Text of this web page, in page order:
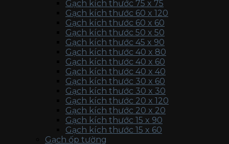
Gạch kích thước 75 x 75
Gạch kích thước 60 x 120
Gạch kích thước 60 x 60
Gạch kích thước 50 x 50
Gạch kích thước 45 x 90
Gạch kích thước 40 x 80
Gạch kích thước 40 x 60
Gạch kích thước 40 x 40
Gạch kích thước 30 x 60
Gạch kích thước 30 x 30
Gạch kích thước 20 x 120
Gạch kích thước 20 x 20
Gạch kích thước 15 x 90
Gạch kích thước 15 x 60
Gạch ốp tường